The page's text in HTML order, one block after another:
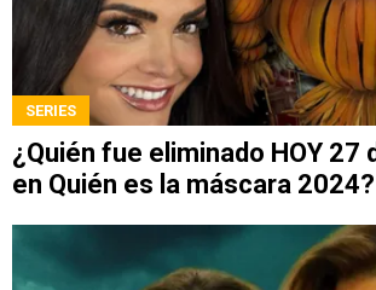
SERIES
¿Quién fue eliminado HOY 27
en Quién es la máscara 2024?